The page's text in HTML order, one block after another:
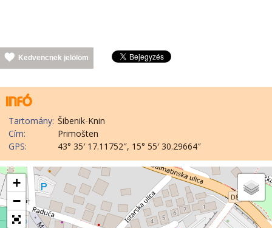
Kedvencnek jelölöm
Tartomány: Šibenik-Knin
Cím:
Primošten
GPS:
43° 35′ 17.11752″, 15° 55′ 30.29664″
+
−